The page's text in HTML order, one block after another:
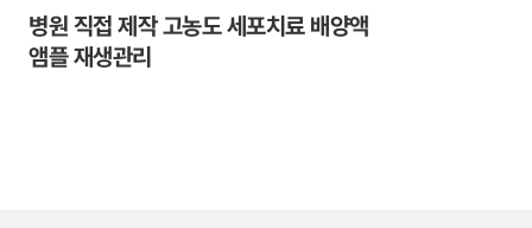
병원 직접 제작 고농도 세포치료 배양액
앰플 재생관리